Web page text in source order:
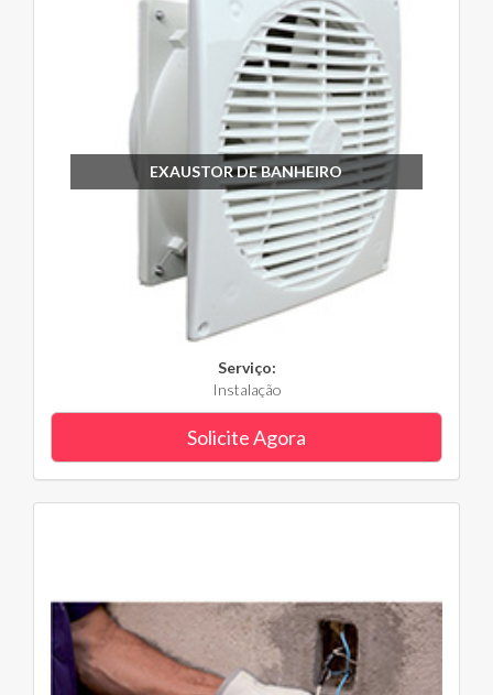
EXAUSTOR DE BANHEIRO
Serviço:
Instalação
Solicite Agora